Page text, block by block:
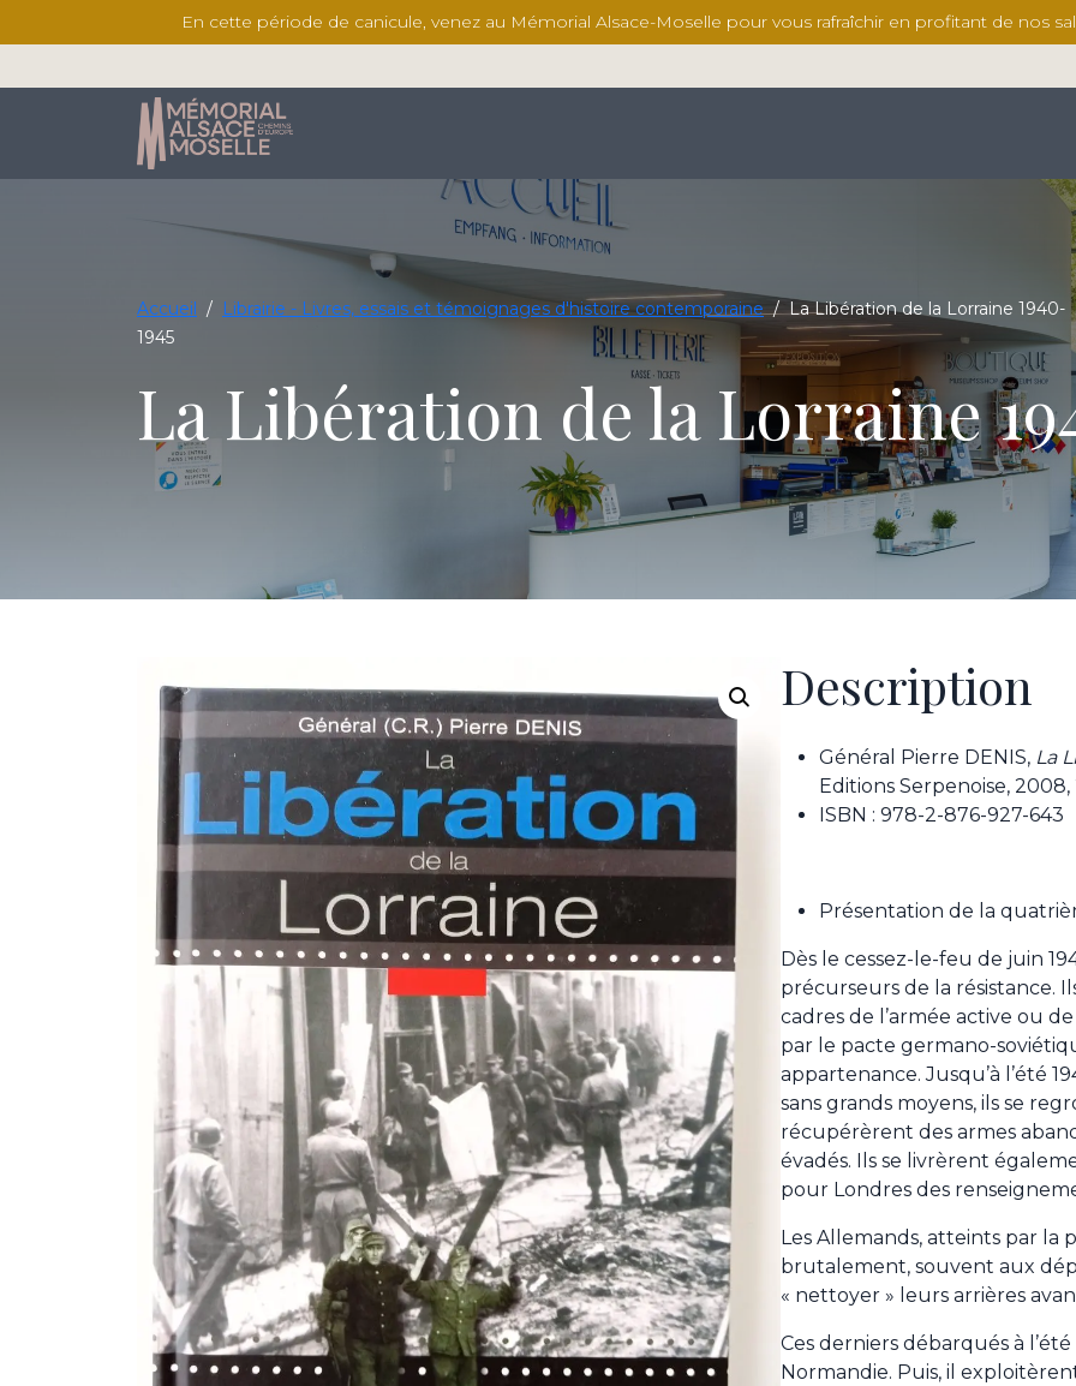
En cette période de canicule, venez au Mémorial Alsace-Moselle pour vous rafraîchir en profitant de nos
Accueil / Librairie - Livres, essais et témoignages d'histoire contemporaine / La Libération de la Lorraine 1940-
1945
La Libération de la Lorraine
Description
Général Pierre DENIS, La
Editions Serpenoise, 2008,
ISBN : 978-2-876-927-643
Présentation de la
Dès le cessez-le-feu de juin
précurseurs de la résistance.
cadres de l’armée active ou
par le pacte germano-
appartenance. Jusqu’à l’été
sans grands moyens, ils se
récupérèrent des armes
évadés. Ils se livrèrent
pour Londres des
Les Allemands, atteints par la
brutalement, souvent aux
« nettoyer » leurs arrières
Ces derniers débarqués à
Normandie. Puis, il